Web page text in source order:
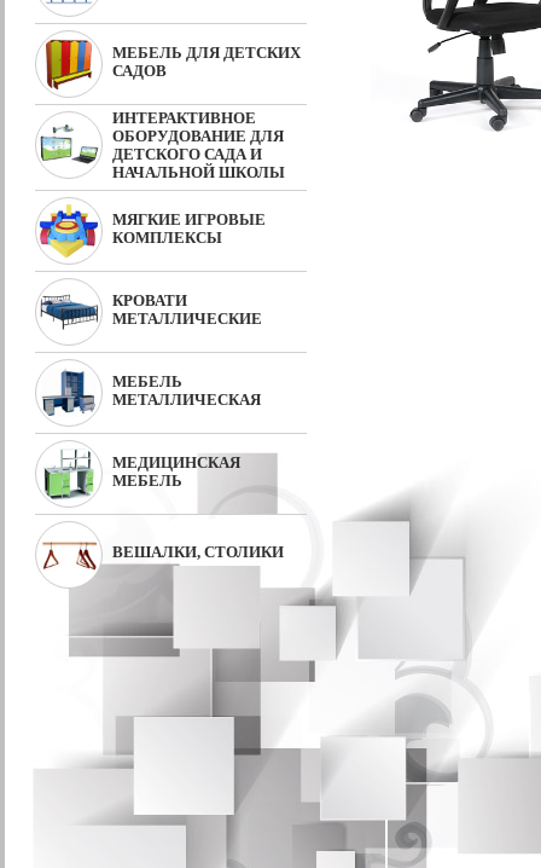
МЕБЕЛЬ ДЛЯ ДЕТСКИХ
САДОВ
ИНТЕРАКТИВНОЕ
ОБОРУДОВАНИЕ ДЛЯ
ДЕТСКОГО САДА И
НАЧАЛЬНОЙ ШКОЛЫ
МЯГКИЕ ИГРОВЫЕ
КОМПЛЕКСЫ
КРОВАТИ
МЕТАЛЛИЧЕСКИЕ
МЕБЕЛЬ
МЕТАЛЛИЧЕСКАЯ
МЕДИЦИНСКАЯ
МЕБЕЛЬ
ВЕШАЛКИ, СТОЛИКИ